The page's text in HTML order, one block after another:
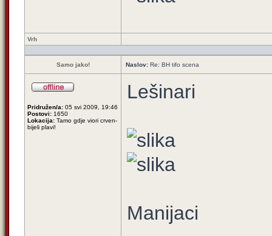
Vrh
Samo jako! Naslov: Re: BH tifo scena
Pridružen/a: 05 svi 2009, 19:46
Postovi: 1650
Lokacija: Tamo gdje viori crven-
bijeli plavi!
Lešinari
Manijaci